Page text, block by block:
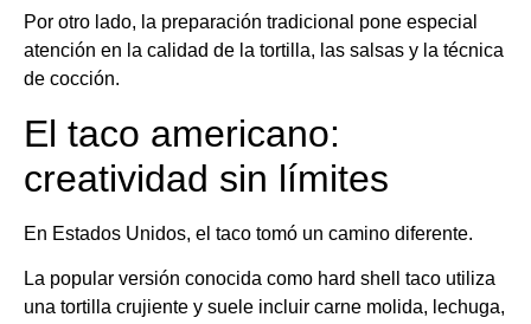
Por otro lado, la preparación tradicional pone especial
atención en la calidad de la tortilla, las salsas y la técnica
de cocción.
El taco americano:
creatividad sin límites
En Estados Unidos, el taco tomó un camino diferente.
La popular versión conocida como hard shell taco utiliza
una tortilla crujiente y suele incluir carne molida, lechuga,